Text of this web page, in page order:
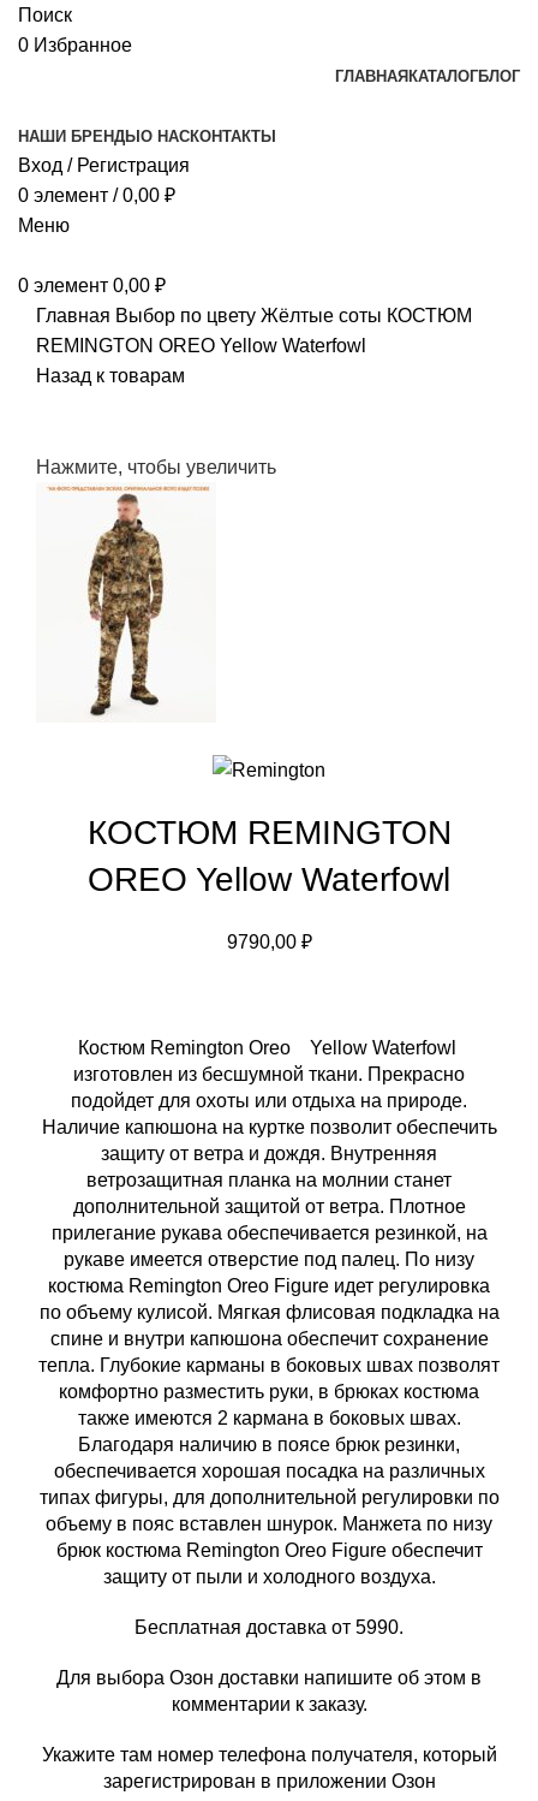
Поиск
0 Избранное
ГЛАВНАЯ КАТАЛОГБЛОГ
НАШИ БРЕНДЫ О НАСКОНТАКТЫ
Вход / Регистрация
0 элемент / 0,00 ₽
Меню
0 элемент 0,00 ₽
Главная Выбор по цвету Жёлтые соты КОСТЮМ
REMINGTON OREO Yellow Waterfowl
Назад к товарам
Нажмите, чтобы увеличить
КОСТЮМ REMINGTON
OREO Yellow Waterfowl
9790,00 ₽
Костюм Remington Oreo Yellow Waterfowl
изготовлен из бесшумной ткани. Прекрасно
подойдет для охоты или отдыха на природе.
Наличие капюшона на куртке позволит обеспечить
защиту от ветра и дождя. Внутренняя
ветрозащитная планка на молнии станет
дополнительной защитой от ветра. Плотное
прилегание рукава обеспечивается резинкой, на
рукаве имеется отверстие под палец. По низу
костюма Remington Oreo Figure идет регулировка
по объему кулисой. Мягкая флисовая подкладка на
спине и внутри капюшона обеспечит сохранение
тепла. Глубокие карманы в боковых швах позволят
комфортно разместить руки, в брюках костюма
также имеются 2 кармана в боковых швах.
Благодаря наличию в поясе брюк резинки,
обеспечивается хорошая посадка на различных
типах фигуры, для дополнительной регулировки по
объему в пояс вставлен шнурок. Манжета по низу
брюк костюма Remington Oreo Figure обеспечит
защиту от пыли и холодного воздуха.
Бесплатная доставка от 5990.
Для выбора Озон доставки напишите об этом в
комментарии к заказу.
Укажите там номер телефона получателя, который
зарегистрирован в приложении Озон